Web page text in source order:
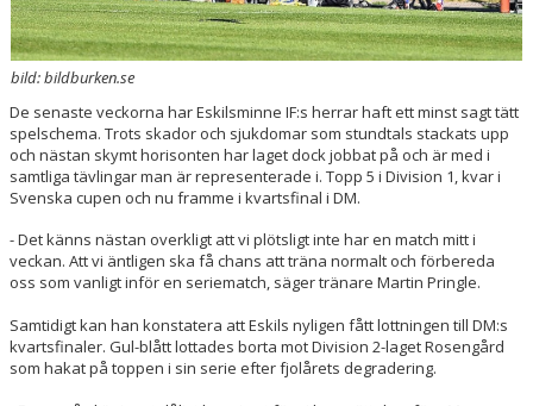
bild: bildburken.se
De senaste veckorna har Eskilsminne IF:s herrar haft ett minst sagt tätt
spelschema. Trots skador och sjukdomar som stundtals stackats upp
och nästan skymt horisonten har laget dock jobbat på och är med i
samtliga tävlingar man är representerade i. Topp 5 i Division 1, kvar i
Svenska cupen och nu framme i kvartsfinal i DM.
- Det känns nästan overkligt att vi plötsligt inte har en match mitt i
veckan. Att vi äntligen ska få chans att träna normalt och förbereda
oss som vanligt inför en seriematch, säger tränare Martin Pringle.
Samtidigt kan han konstatera att Eskils nyligen fått lottningen till DM:s
kvartsfinaler. Gul-blått lottades borta mot Division 2-laget Rosengård
som hakat på toppen i sin serie efter fjolårets degradering.